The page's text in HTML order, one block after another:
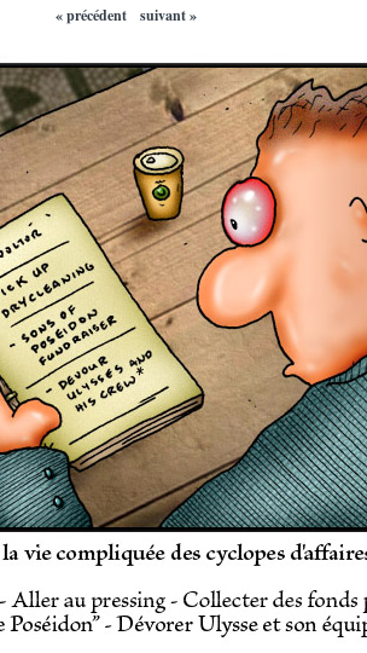
« précédent suivant »